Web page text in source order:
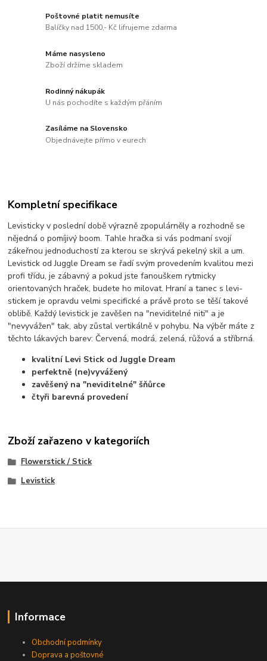
Poštovné platit nemusíte
Balíčky nad 1500,- Kč lifrujeme zdarma
Máme nasysleno
Zboží držíme skladem
Rodinný nákupák
U nás pochodíte s každým přáním
Zasíláme na Slovensko
Objednávejte přímo v eurech
Kompletní specifikace
Levisticky v poslední době výrazně zpopulárněly a rozhodně se
nějedná o pomíjivý boom. Tahle hračka si vás podmaní svojí
zákeřnou jednoduchostí za kterou se skrývá pekelný skil a um.
Levistick od Juggle Dream se řadí svým provedením kvalitou mezi
profi třídu, je zábavný a pokud jste fanouškem rytmicky
orientovaných hraček, budete ho milovat. Hraní a tanec s levi-
stickem je opravdu velmi specifické a právě proto se těší takové
oblibě. Každý levistick je zavěšen na "neviditelné niti" a je
"nevyvážen" tak, aby zůstal vertikálně v pohybu. Na výběr máte z
těchto lákavých barev: Červená, modrá, zelená, růžová a stříbrná.
kvalitní Levi Stick od Juggle Dream
perfektně (ne)vyvážený
zavěšený na "neviditelné" šňůrce
čtyři barevná provedení
Zboží zařazeno v kategoriích
Flowerstick / Stick
Levistick
Informace
Obchodní podmínky
Doprava a poštovné